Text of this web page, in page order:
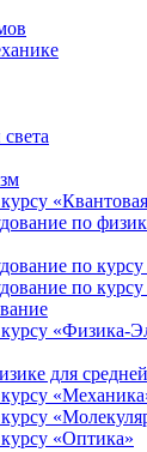
по
по
по
«Физика-
для
«Оптика»